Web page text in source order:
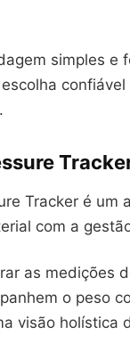
simples e
Tracker é
com a
as medições
o peso
visão holística